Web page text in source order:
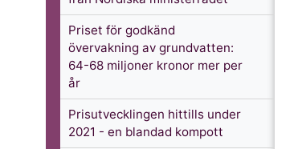
Priset för godkänd
övervakning av grundvatten:
64-68 miljoner kronor mer per
år
Prisutvecklingen hittills under
2021 - en blandad kompott